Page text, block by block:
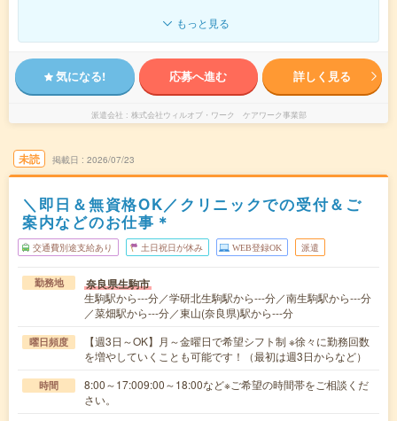
もっと見る
気になる! 応募へ進む 詳しく見る
派遣会社 株式会社ウィルオブ・ワーク ケアワーク事業部
未読 掲載日 2026/07/23
＼即日＆無資格OK／クリニックでの受付＆ご
案内などのお仕事＊
交通費別途支給あり 土日祝日が休み WEB登録OK 派遣
勤務地 奈良県生駒市
生駒駅から---分／学研北生駒駅から---分／南生駒駅から---分
／菜畑駅から---分／東山(奈良県)駅から---分
曜日頻度
【週3日～OK】月～金曜日で希望シフト制 ※徐々に勤務回数
を増やしていくことも可能です！（最初は週3日からなど）
時間
8:00～17:009:00～18:00など※ご希望の時間帯をご相談くだ
さい。